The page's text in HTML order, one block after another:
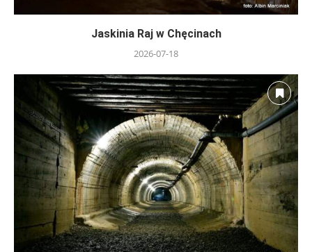
Jaskinia Raj w Chęcinach
2026-07-18